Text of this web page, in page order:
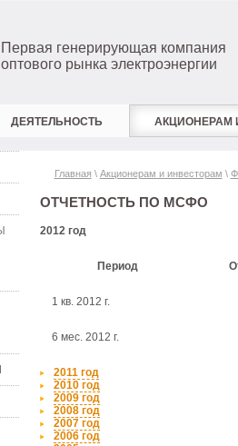
Первая генерирующая компания
оптового рынка электроэнергии
ДЕЯТЕЛЬНОСТЬ АКЦИОНЕРАМ
Главная \ Акционерам и инвесторам \
ОТЧЕТНОСТЬ ПО МСФО
2012 год
Период
1 кв. 2012 г.
6 мес. 2012 г.
2011 год
2010 год
2009 год
2008 год
2007 год
2006 год